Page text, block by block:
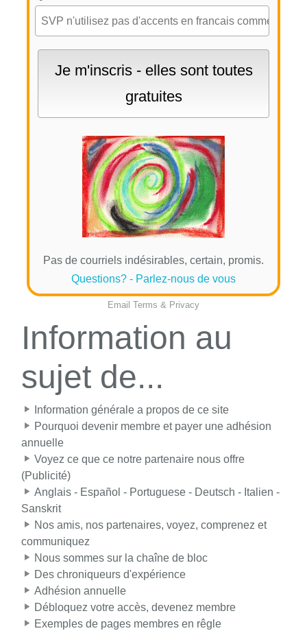
Pas de courriels indésirables, certain, promis.
Questions? - Parlez-nous de vous
Email Terms & Privacy
Information au
sujet de...
Information générale a propos de ce site
Pourquoi devenir membre et payer une adhésion
annuelle
Voyez ce que ce notre partenaire nous offre
(Publicité)
Anglais - Español - Portuguese - Deutsch - Italien -
Sanskrit
Nos amis, nos partenaires, voyez, comprenez et
communiquez
Nous sommes sur la chaîne de bloc
Des chroniqueurs d'expérience
Adhésion annuelle
Débloquez votre accès, devenez membre
Exemples de pages membres en rêgle